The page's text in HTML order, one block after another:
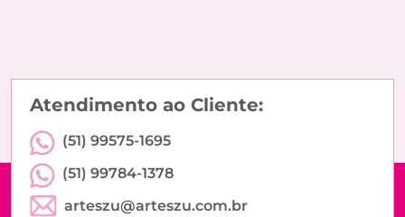
Atendimento ao Cliente:
(51) 99575-1695
(51) 99784-1378
arteszu@arteszu.com.br